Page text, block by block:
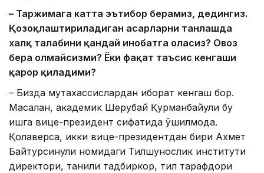
– Таржимага катта эътибор берамиз, дедингиз.
Қозоқлаштириладиган асарларни танлашда
халқ талабини қандай инобатга оласиз? Овоз
бера олмайсизми? Ёки фақат таъсис кенгаши
қарор қиладими?
– Бизда мутахассислардан иборат кенгаш бор.
Масалан, академик Шерубай Қурманбайули бу
ишга вице-президент сифатида қўшилмоқда.
Қолаверса, икки вице-президентдан бири Ахмет ​​
Байтурсинули номидаги Тилшунослик институти
директори, таниқли тадбиркор, тил тарафдори